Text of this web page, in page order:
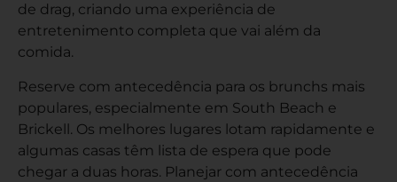
de drag, criando uma experiência de
entretenimento completa que vai além da
comida.
Reserve com antecedência para os brunchs mais
populares, especialmente em South Beach e
Brickell. Os melhores lugares lotam rapidamente e
algumas casas têm lista de espera que pode
chegar a duas horas. Planejar com antecedência